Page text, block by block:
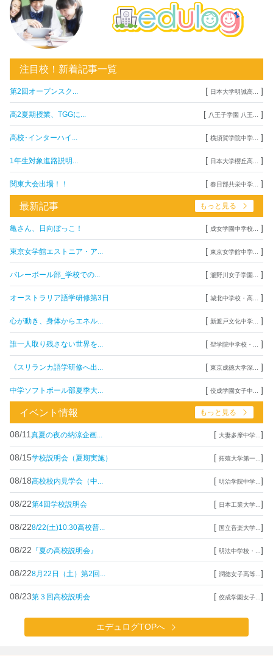
注目校！新着記事一覧
第2回オープンスク... [ 日本大学明誠高... ]
高2夏期授業、TGGに... [ 八王子学園 八王... ]
高校･インターハイ... [ 横須賀学院中学... ]
1年生対象進路説明... [ 日本大学櫻丘高... ]
関東大会出場！！ [ 春日部共栄中学... ]
最新記事 もっと見る
亀さん、日向ぼっこ！ [ 成女学園中学校... ]
東京女学館エストニア・ア... [ 東京女学館中学... ]
バレーボール部_学校での... [ 瀧野川女子学園... ]
オーストラリア語学研修第3日 [ 城北中学校・高... ]
心が動き、身体からエネル... [ 新渡戸文化中学... ]
誰一人取り残さない世界を... [ 聖学院中学校・... ]
《スリランカ語学研修へ出... [ 東京成徳大学深... ]
中学ソフトボール部夏季大... [ 佼成学園女子中... ]
イベント情報 もっと見る
08/11 真夏の夜の納涼企画... [ 大妻多摩中学... ]
08/15学校説明会（夏期実施） [ 拓殖大学第一... ]
08/18高校校内見学会（中... [ 明治学院中学... ]
08/22第4回学校説明会 [ 日本工業大学... ]
08/228/22(土)10:30高校普... [ 国立音楽大学... ]
08/22 『夏の高校説明会』 [ 明法中学校・... ]
08/228月22日（土）第2回... [ 潤徳女子高等... ]
08/23第３回高校説明会 [ 佼成学園女子... ]
エデュログTOPへ